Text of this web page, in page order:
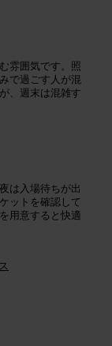
雰囲気です。照
で過ごす人が混
、週末は混雑す
は入場待ちが出
ットを確認して
用意すると快適